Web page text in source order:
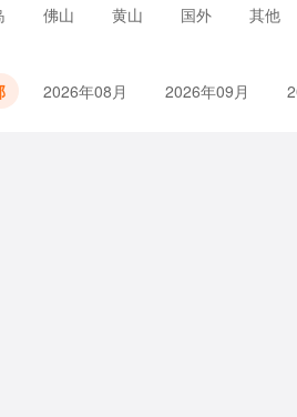
佛山 黄山 国外 其他
2026年08月 2026年09月